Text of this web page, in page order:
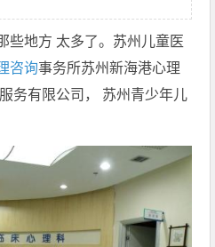
些地方 太多了。苏州儿童医
咨询事务所苏州新海港心理
务有限公司， 苏州青少年儿